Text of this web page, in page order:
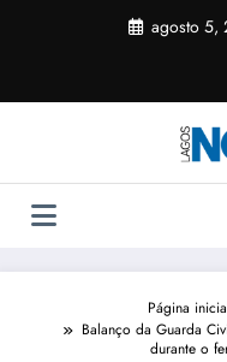
agosto 5,
Página
Balanço da Guarda
durante o